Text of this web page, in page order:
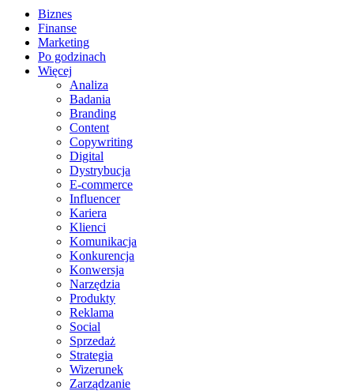
Biznes
Finanse
Marketing
Po godzinach
Więcej
Analiza
Badania
Branding
Content
Copywriting
Digital
Dystrybucja
E-commerce
Influencer
Kariera
Klienci
Komunikacja
Konkurencja
Konwersja
Narzędzia
Produkty
Reklama
Social
Sprzedaż
Strategia
Wizerunek
Zarządzanie